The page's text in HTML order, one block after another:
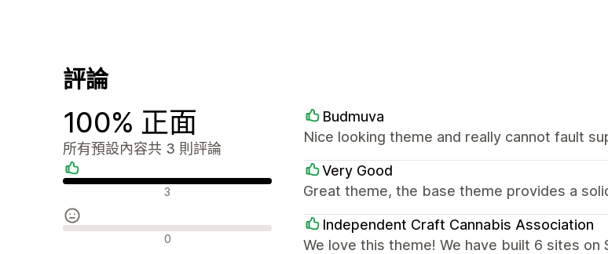
評論
100% 正面
所有預設內容共 3 則評論
正面評論 3
中立評論 0
Budmuva
Nice looking theme and really cannot fault
Very Good
Great theme, the base theme provides a
Independent Craft Cannabis Association
We love this theme! We have built 6 sites